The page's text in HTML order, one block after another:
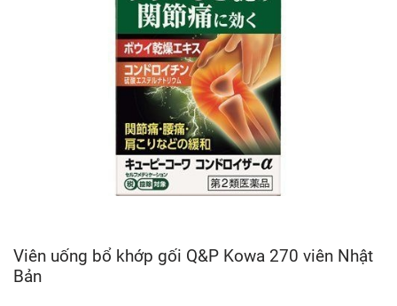
Viên uống bổ khớp gối Q&P Kowa 270 viên Nhật
Bản